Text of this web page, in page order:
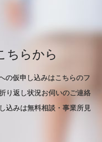
ちらから
の仮申し込みはこちらのフ
り返し状況お伺いのご連絡
込みは無料相談・事業所見